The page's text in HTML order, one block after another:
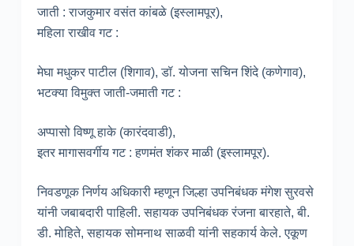
जाती : राजकुमार वसंत कांबळे (इस्लामपूर),
महिला राखीव गट :
मेघा मधुकर पाटील (शिगाव), डॉ. योजना सचिन शिंदे (कणेगाव),
भटक्या विमुक्त जाती-जमाती गट :
अप्पासो विष्णू हाके (कारंदवाडी),
इतर मागासवर्गीय गट : हणमंत शंकर माळी (इस्लामपूर).
निवडणूक निर्णय अधिकारी म्हणून जिल्हा उपनिबंधक मंगेश सुरवसे
यांनी जबाबदारी पाहिली. सहायक उपनिबंधक रंजना बारहाते, बी.
डी. मोहिते, सहायक सोमनाथ साळवी यांनी सहकार्य केले. एकूण